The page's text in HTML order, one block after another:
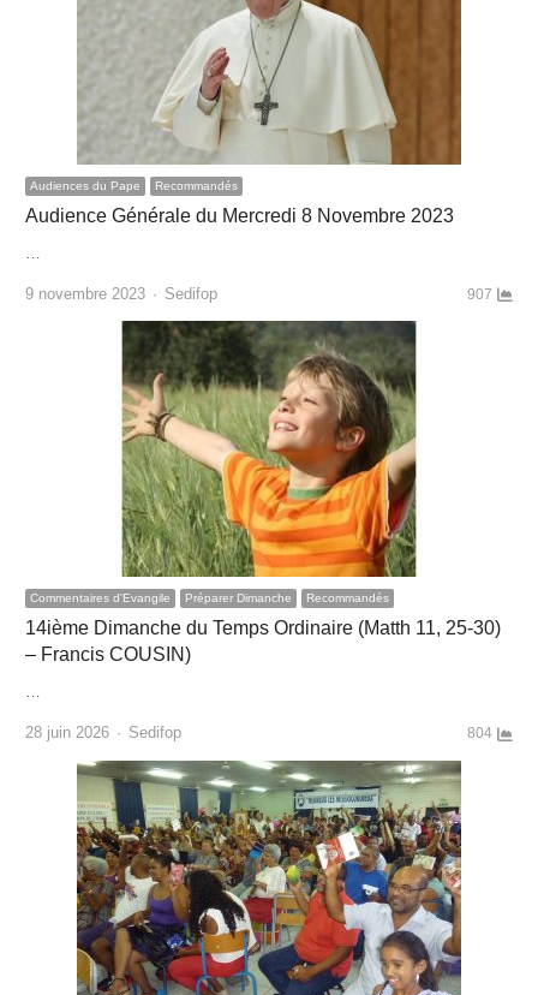
Audiences du Pape Recommandés
Audience Générale du Mercredi 8 Novembre 2023
9 novembre 2023 Author
Sedifop 907
Commentaires d'Evangile Préparer Dimanche Recommandés
14ième Dimanche du Temps Ordinaire (Matth 11, 25-30)
– Francis COUSIN)
…
28 juin 2026 Author
Sedifop 804